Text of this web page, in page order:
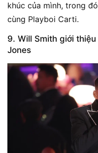
khúc của mình, trong
cùng Playboi Carti.
9. Will Smith giới
Jones